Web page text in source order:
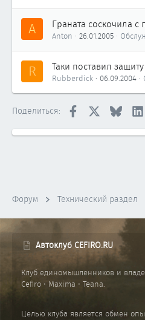
A Граната соскочила с
Anton 26.01.2005
R Таки поставил
Rubberdick 06.09.2004
Поделиться: Facebook Bluesky
Форум Технический раздел
Автоклуб CEFIRO.RU
Клуб единомышленников и
Cefiro • Maxima • Teana.
Целью клуба является обмен